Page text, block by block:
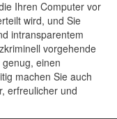
Ihren Computer vor
wird, und Sie
intransparentem
vorgehende
einen
machen Sie auch
erfreulicher und